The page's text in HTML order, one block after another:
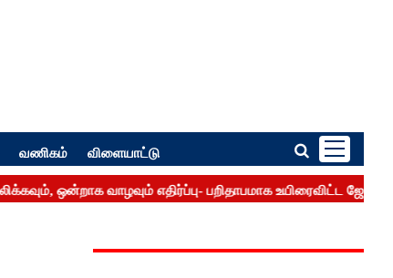
வணிகம் விளையாட்டு